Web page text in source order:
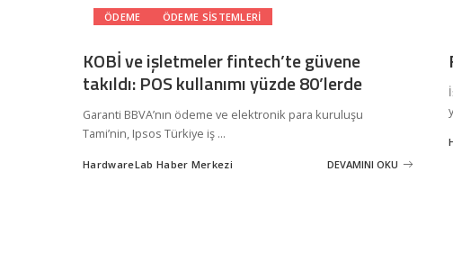
ÖDEME ÖDEME SISTEMLERI
KOBİ ve işletmeler fintech’te güvene
takıldı: POS kullanımı yüzde 80’lerde
Garanti BBVA’nın ödeme ve elektronik para kuruluşu
Tami’nin, Ipsos Türkiye iş ...
Posted
HardwareLab Haber Merkezi DEVAMINI OKU